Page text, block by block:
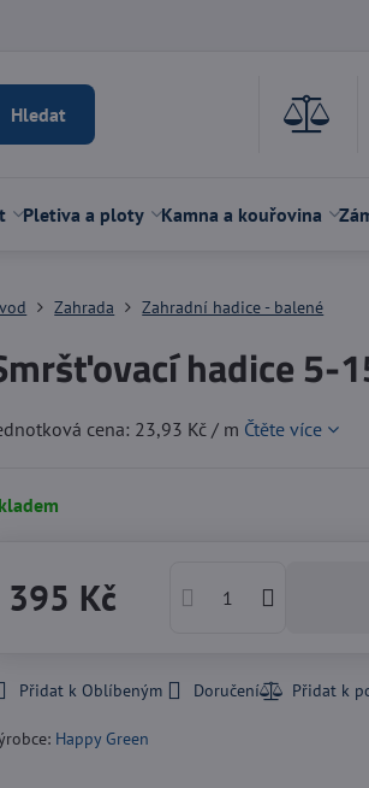
Hledat
Pletiva a ploty Kamna a kouřovina
Zahrada Zahradní hadice - balené
hadice 5-
cena: 23,93 Kč / m Čtěte více
395 Kč
Přidat k Oblíbeným Doručení
Happy Green